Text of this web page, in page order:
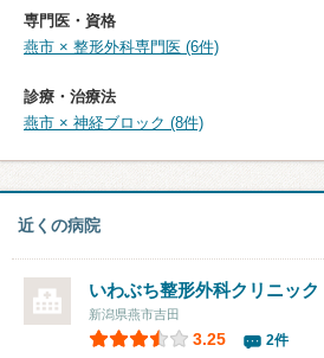
専門医・資格
燕市 × 整形外科専門医 (6件)
診療・治療法
燕市 × 神経ブロック (8件)
近くの病院
いわぶち整形外科クリニック
新潟県燕市吉田
3.25 2件